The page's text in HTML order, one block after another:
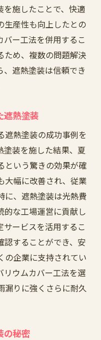
を施したことで、快適
生産性も向上したとの
バー工法を併用するこ
ため、複数の問題解決
遮熱塗装は信頼でき
遮熱塗装
遮熱塗装の成功事例を
塗装を施した結果、夏
という驚きの効果が確
大幅に改善され、従業
に、遮熱塗装は光熱費
的な工場運営に貢献し
サービスを活用するこ
認することができ、安
の企業に支持されてい
リウムカバー工法を選
漏りに強くさらに耐久
の秘密